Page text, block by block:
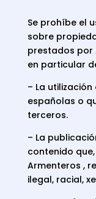
Se prohíbe el
sobre
prestados por
en particular
– La
españolas o
terceros.
– La
contenido
Armenteros ,
ilegal, racial,